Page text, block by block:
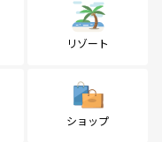
リゾート
ショップ